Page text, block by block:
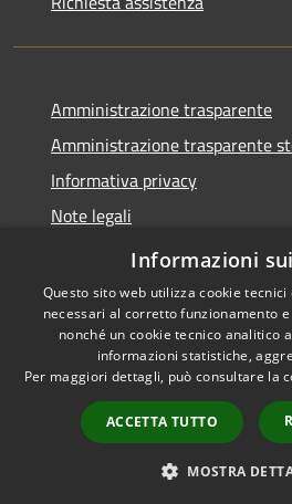
Amministrazione trasparente
Amministrazione trasparente
Informativa privacy
Note legali
Dichiarazione di accessibilità
Accessibilità
Informazioni
Questo sito web utilizza cookie
necessari al corretto funzionamento
nonché un cookie tecnico analitico
informazioni statistiche,
Per maggiori dettagli, può consultare la
ACCETTA TUTTO
MOSTRA